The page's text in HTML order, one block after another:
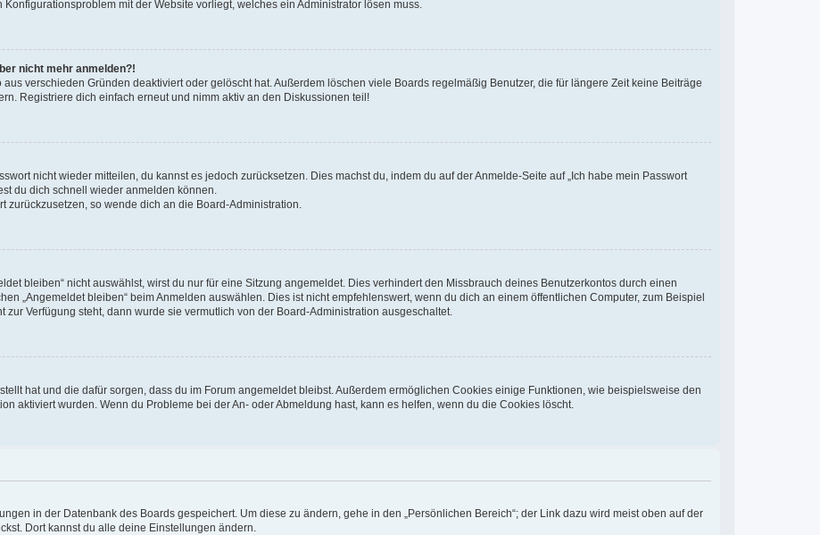
mit der Website vorliegt, welches ein Administrator lösen muss.
nicht mehr anmelden?!
verschieden Gründen deaktiviert oder gelöscht hat. Außerdem löschen viele Boards regelmäßig Benutzer, die für längere Zeit keine Beiträge
Registriere dich einfach erneut und nimm aktiv an den Diskussionen teil!
nicht wieder mitteilen, du kannst es jedoch zurücksetzen. Dies machst du, indem du auf der Anmelde-Seite auf „Ich habe mein Passwort
du dich schnell wieder anmelden können.
zurückzusetzen, so wende dich an die Board-Administration.
bleiben“ nicht auswählst, wirst du nur für eine Sitzung angemeldet. Dies verhindert den Missbrauch deines Benutzerkontos durch einen
„Angemeldet bleiben“ beim Anmelden auswählen. Dies ist nicht empfehlenswert, wenn du dich an einem öffentlichen Computer, zum Beispiel
zur Verfügung steht, dann wurde sie vermutlich von der Board-Administration ausgeschaltet.
hat und die dafür sorgen, dass du im Forum angemeldet bleibst. Außerdem ermöglichen Cookies einige Funktionen, wie beispielsweise den
aktiviert wurden. Wenn du Probleme bei der An- oder Abmeldung hast, kann es helfen, wenn du die Cookies löscht.
in der Datenbank des Boards gespeichert. Um diese zu ändern, gehe in den „Persönlichen Bereich“; der Link dazu wird meist oben auf der
Dort kannst du alle deine Einstellungen ändern.